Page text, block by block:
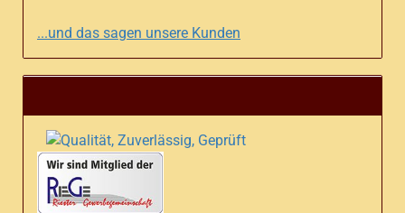
...und das sagen unsere Kunden